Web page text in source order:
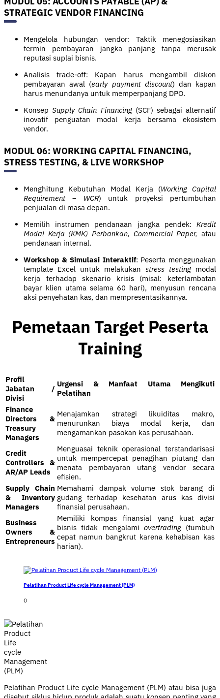
STRATEGIC VENDOR FINANCING
Mengelola hubungan vendor: Taktik menegosiasikan
termin pembayaran jangka panjang tanpa merusak
reputasi suplai bisnis.
Analisis trade-off: Kapan harus mengambil diskon
pembayaran awal (early payment discount) dan kapan
harus menundanya untuk memperpanjang DPO.
KonsepSupply Chain Financing(SCF) sebagai alternatif
inovatif penguatan modal kerja bersama ekosistem
vendor.
MODUL 06: WORKING CAPITAL FINANCING,
STRESS TESTING, & LIVE WORKSHOP
Menghitung Kebutuhan Modal Kerja (Working Capital
Requirement – WCR) untuk proyeksi pertumbuhan
penjualan di masa depan.
Memilih instrumen pendanaan jangka pendek: Kredit
Modal Kerja (KMK) Perbankan, Commercial Paper, atau
pendanaan internal.
Workshop & Simulasi Interaktif: Peserta menggunakan
template Excel untuk melakukan stress testing modal
kerja terhadap skenario krisis (misal: keterlambatan
bayar klien utama selama 60 hari), menyusun rencana
aksi penyehatan kas, dan mempresentasikannya.
Pemetaan Target Peserta
Training
Profil
Jabatan /
Divisi
Urgensi & Manfaat Utama Mengikuti
Pelatihan
Finance
Directors &
Treasury
Managers
Menajamkan strategi likuiditas makro,
menurunkan biaya modal kerja, dan
mengamankan pasokan kas perusahaan.
Credit
Controllers &
AR/AP Leads
Menguasai teknik operasional terstandarisasi
untuk mempercepat penagihan piutang dan
menata pembayaran utang vendor secara
efisien.
Supply Chain
& Inventory
Managers
Memahami dampak volume stok barang di
gudang terhadap kesehatan arus kas divisi
finansial perusahaan.
Business
Owners &
Entrepreneurs
Memiliki kompas finansial yang kuat agar
bisnis tidak mengalami overtrading(tumbuh
cepat namun bangkrut karena kehabisan kas
harian).
Pelatihan Product Life cycle Management (PLM)
0
Pelatihan Product Life cycle Management (PLM) atau bisa juga